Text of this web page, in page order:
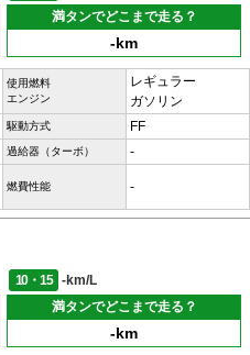
満タンでどこまで走る？
-km
使用燃料
エンジン
レギュラー
ガソリン
駆動方式 FF
過給器（ターボ） -
燃費性能 -
10・15
-km/L
満タンでどこまで走る？
-km